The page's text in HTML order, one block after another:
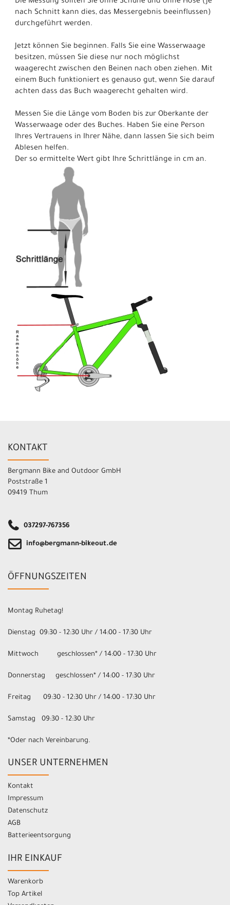
nach Schnitt kann dies, das Messergebnis beeinflussen)
durchgeführt werden.
Jetzt können Sie beginnen. Falls Sie eine Wasserwaage
besitzen, müssen Sie diese nur noch möglichst
waagerecht zwischen den Beinen nach oben ziehen. Mit
einem Buch funktioniert es genauso gut, wenn Sie darauf
achten dass das Buch waagerecht gehalten wird.
Messen Sie die Länge vom Boden bis zur Oberkante der
Wasserwaage oder des Buches. Haben Sie eine Person
Ihres Vertrauens in Ihrer Nähe, dann lassen Sie sich beim
Ablesen helfen.
Der so ermittelte Wert gibt Ihre Schrittlänge in cm an.
KONTAKT
Bergmann Bike and Outdoor GmbH
Poststraße 1
09419 Thum
037297-767356
info@bergmann-bikeout.de
ÖFFNUNGSZEITEN
Montag Ruhetag!
Dienstag 09:30 - 12:30 Uhr / 14:00 - 17:30 Uhr
Mittwoch geschlossen* / 14:00 - 17:30 Uhr
Donnerstag geschlossen* / 14:00 - 17:30 Uhr
Freitag 09:30 - 12:30 Uhr / 14:00 - 17:30 Uhr
Samstag 09:30 - 12:30 Uhr
*Oder nach Vereinbarung.
UNSER UNTERNEHMEN
Kontakt
Impressum
Datenschutz
AGB
Batterieentsorgung
IHR EINKAUF
Warenkorb
Top Artikel